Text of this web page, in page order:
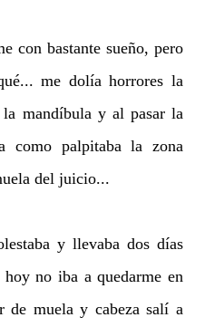
con bastante sueño, pero
me dolía horrores la
mandíbula y al pasar la
como palpitaba la zona
del juicio...
y llevaba dos días
no iba a quedarme en
de muela y cabeza salí a